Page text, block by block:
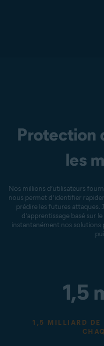
Protection
les
Nos millions d’utilisateurs
nous permet d’identifier
prédire les futures
d’apprentissage basé sur
instantanément nos solutions
1,5
1,5 MILLIARD DE